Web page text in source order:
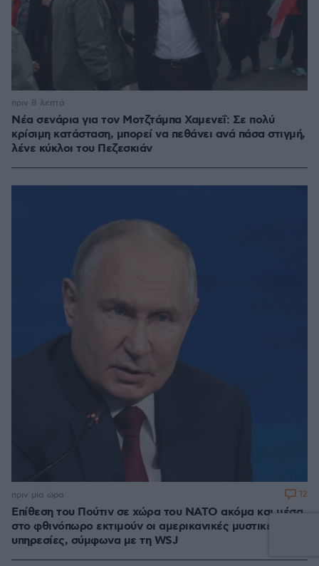
Νέα σενάρια για τον Μοτζτάμπα Χαμενεΐ: Σε πολύ
κρίσιμη κατάσταση, μπορεί να πεθάνει ανά πάσα στιγμή,
λένε κύκλοι του Πεζεσκιάν
πριν 8 λεπτά
Επίθεση του Πούτιν σε χώρα του ΝΑΤΟ ακόμα και μέσα
στο φθινόπωρο εκτιμούν οι αμερικανικές μυστικές
υπηρεσίες, σύμφωνα με τη WSJ
πριν μία ώρα 12